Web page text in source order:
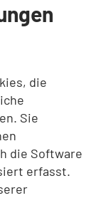
die
Sie
die Software
erfasst.